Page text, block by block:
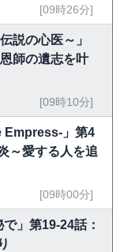
[09時26分]
説の心医～」
師の遺志を叶
[09時10分]
Empress-」第4
～愛する人を追
[09時00分]
」第19-24話：